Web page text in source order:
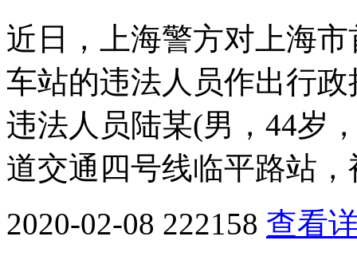
近日，上海警方对上海
车站的违法人员作出行
违法人员陆某(男，44岁
道交通四号线临平路站，
2020-02-08 222158 查看